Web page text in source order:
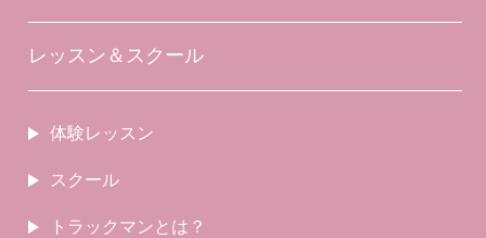
レッスン＆スクール
体験レッスン
スクール
トラックマンとは？